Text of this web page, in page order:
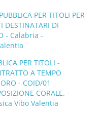
PER TITOLI PER
DESTINATARI DI
- Calabria -
PER TITOLI -
A TEMPO
- COID/01
CORALE. -
Vibo Valentia